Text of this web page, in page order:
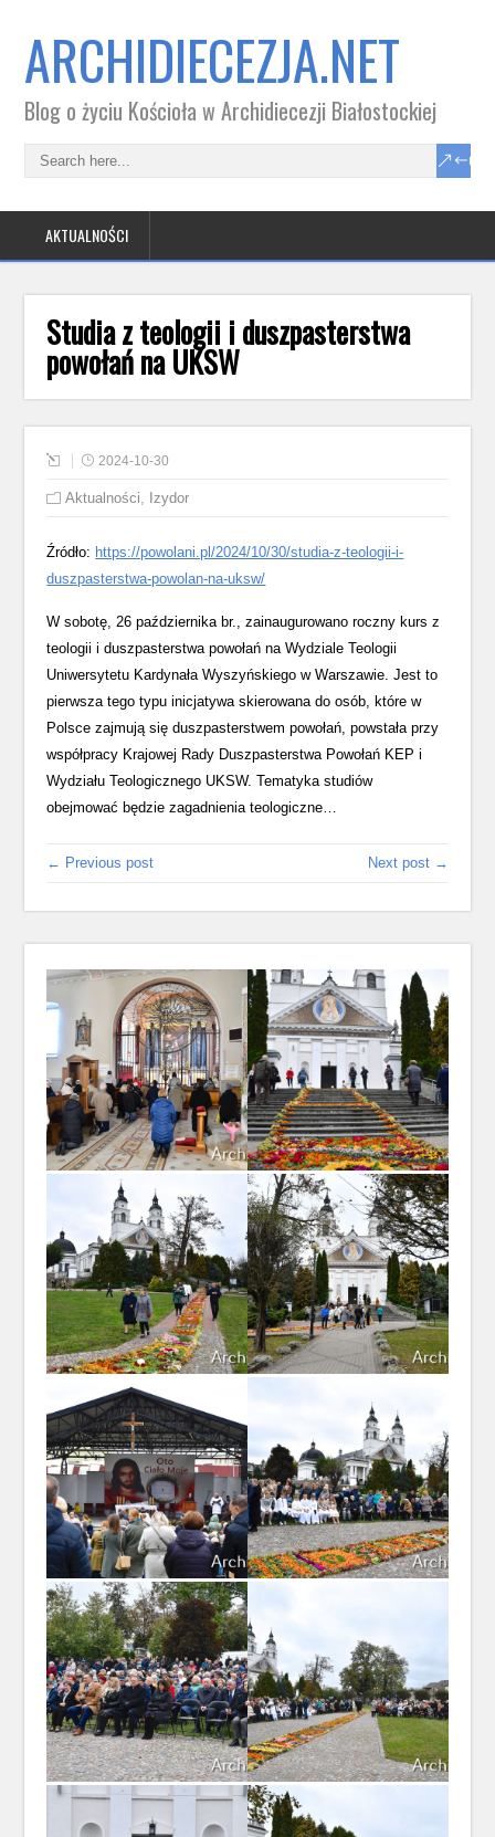
ARCHIDIECEZJA.NET
Blog o życiu Kościoła w Archidiecezji Białostockiej
AKTUALNOŚCI
Studia z teologii i duszpasterstwa
powołań na UKSW
2024-10-30
Aktualności, Izydor
Źródło: https://powolani.pl/2024/10/30/studia-z-teologii-i-
duszpasterstwa-powolan-na-uksw/
W sobotę, 26 października br., zainaugurowano roczny kurs z
teologii i duszpasterstwa powołań na Wydziale Teologii
Uniwersytetu Kardynała Wyszyńskiego w Warszawie. Jest to
pierwsza tego typu inicjatywa skierowana do osób, które w
Polsce zajmują się duszpasterstwem powołań, powstała przy
współpracy Krajowej Rady Duszpasterstwa Powołań KEP i
Wydziału Teologicznego UKSW. Tematyka studiów
obejmować będzie zagadnienia teologiczne…
← Previous post Next post →